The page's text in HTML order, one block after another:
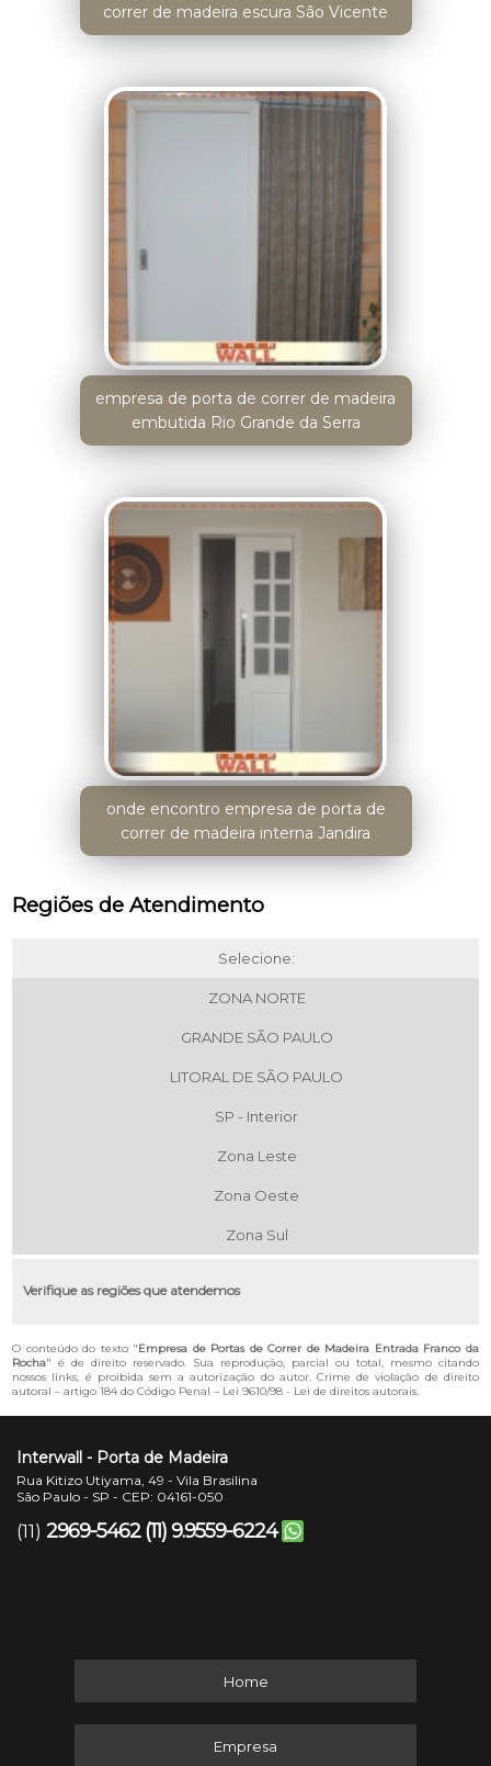
correr de madeira escura São Vicente
empresa de porta de correr de madeira
embutida Rio Grande da Serra
onde encontro empresa de porta de
correr de madeira interna Jandira
Regiões de Atendimento
Selecione:
ZONA NORTE
GRANDE SÃO PAULO
LITORAL DE SÃO PAULO
SP - Interior
Zona Leste
Zona Oeste
Zona Sul
Verifique as regiões que atendemos
O conteúdo do texto "Empresa de Portas de Correr de Madeira Entrada Franco da
Rocha" é de direito reservado. Sua reprodução, parcial ou total, mesmo citando
nossos links, é proibida sem a autorização do autor. Crime de violação de direito
autoral – artigo 184 do Código Penal – Lei 9610/98 - Lei de direitos autorais.
Interwall - Porta de Madeira
Rua Kitizo Utiyama, 49 - Vila Brasilina
São Paulo - SP - CEP: 04161-050
(11) 2969-5462 (11) 9.9559-6224
Home
Empresa